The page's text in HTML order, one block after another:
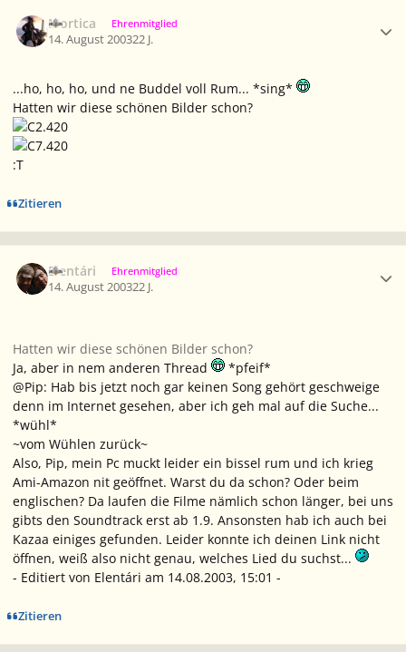
Mortica Ehrenmitglied
14. August 200322 J.
...ho, ho, ho, und ne Buddel voll Rum... *sing*
Hatten wir diese schönen Bilder schon?
:T
Zitieren
Elentári Ehrenmitglied
14. August 200322 J.
Hatten wir diese schönen Bilder schon?
Ja, aber in nem anderen Thread
*pfeif*
@Pip: Hab bis jetzt noch gar keinen Song gehört geschweige
denn im Internet gesehen, aber ich geh mal auf die Suche...
*wühl*
~vom Wühlen zurück~
Also, Pip, mein Pc muckt leider ein bissel rum und ich krieg
Ami-Amazon nit geöffnet. Warst du da schon? Oder beim
englischen? Da laufen die Filme nämlich schon länger, bei uns
gibts den Soundtrack erst ab 1.9. Ansonsten hab ich auch bei
Kazaa einiges gefunden. Leider konnte ich deinen Link nicht
öffnen, weiß also nicht genau, welches Lied du suchst...
- Editiert von Elentári am 14.08.2003, 15:01 -
Zitieren